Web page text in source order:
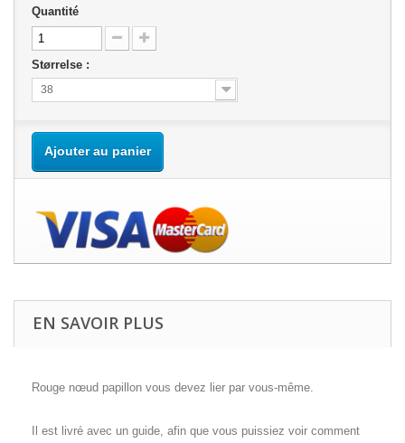
Quantité
Størrelse :
38
Ajouter au panier
EN SAVOIR PLUS
Rouge nœud papillon vous devez lier par vous-même.
Il est livré avec un guide, afin que vous puissiez voir comment